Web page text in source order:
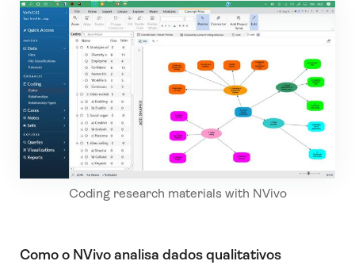
Coding research materials with NVivo
Como o NVivo analisa dados qualitativos